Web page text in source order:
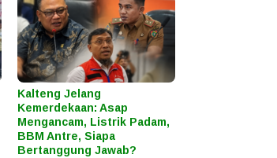
Kalteng Jelang
Kemerdekaan: Asap
Mengancam, Listrik Padam,
BBM Antre, Siapa
Bertanggung Jawab?